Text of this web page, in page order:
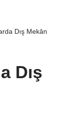
Dış Mekân
Dış